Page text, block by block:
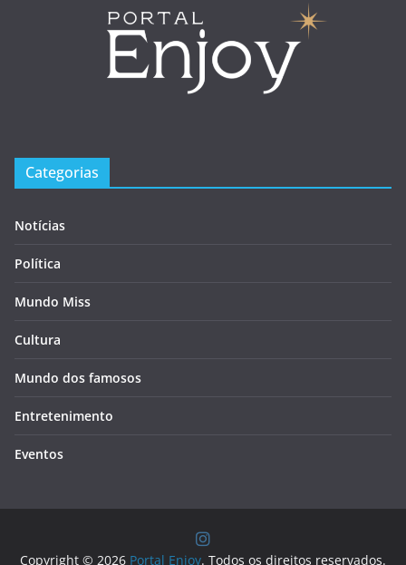
Categorias
Notícias
Política
Mundo Miss
Cultura
Mundo dos famosos
Entretenimento
Eventos
Copyright © 2026 Portal Enjoy. Todos os direitos reservados.